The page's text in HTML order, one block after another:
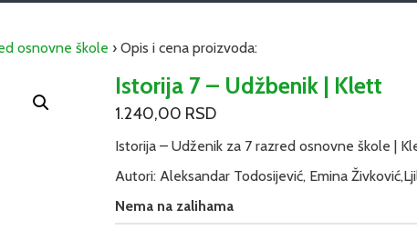
osnovne škole › Opis i cena proizvoda:
Istorija 7 – Udžbenik | Klett
1.240,00 RSD
Istorija – Udženik za 7 razred osnovne škole |
Autori: Aleksandar Todosijević, Emina
Nema na zalihama